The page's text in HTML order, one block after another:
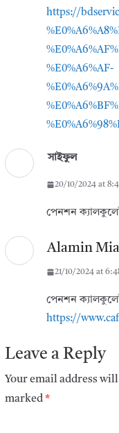
https://
%E0%A6%AF-
সাইফুল
20/10/2024 at
পেনশন
Alamin Mia
21/10/2024 at
পেনশন
https://
Leave a Reply
Your email address
marked*